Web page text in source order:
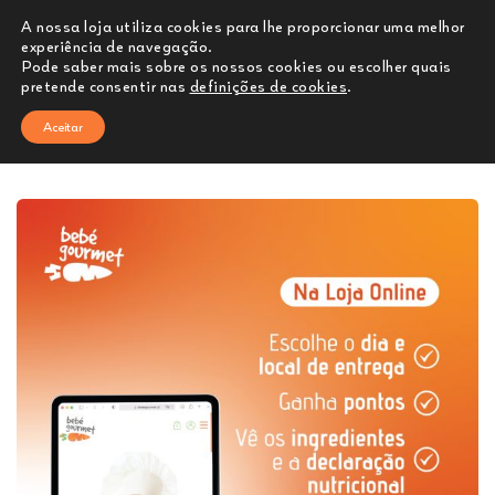
0
A nossa loja utiliza cookies para lhe proporcionar uma melhor
experiência de navegação.
Pode saber mais sobre os nossos cookies ou escolher quais
pretende consentir nas definições de cookies.
Aceitar